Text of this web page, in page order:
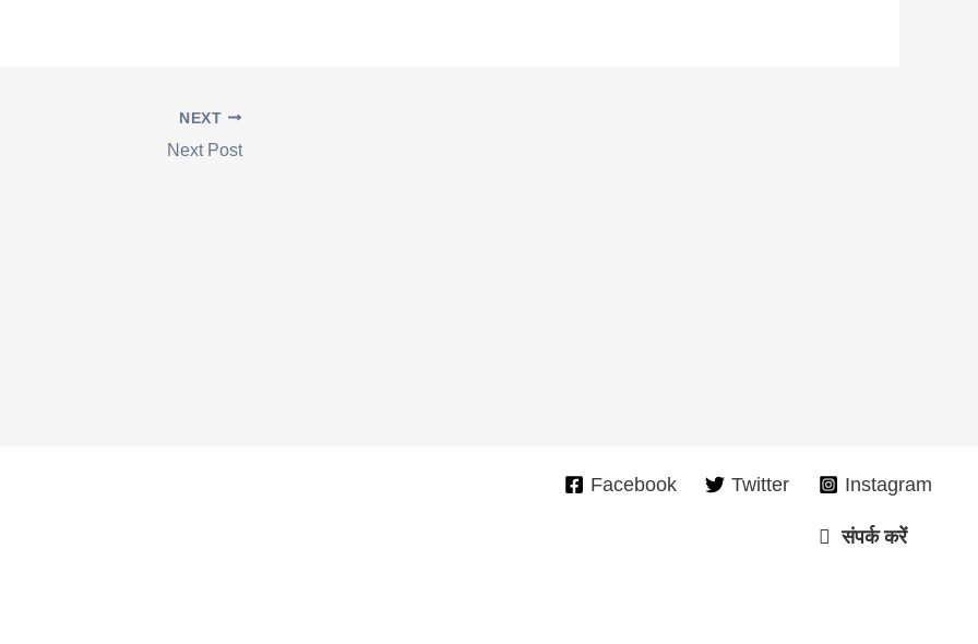
NEXT
Next Post
Facebook Twitter Instagram
संपर्क करें